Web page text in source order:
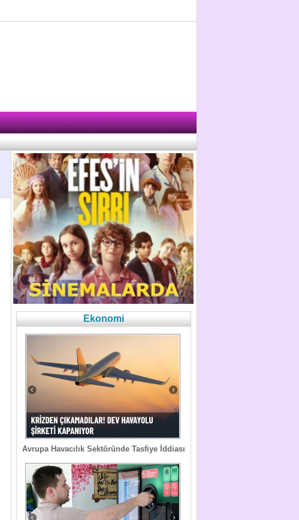
Ekonomi
Avrupa Havacılık Sektöründe Tasfiye İddiası